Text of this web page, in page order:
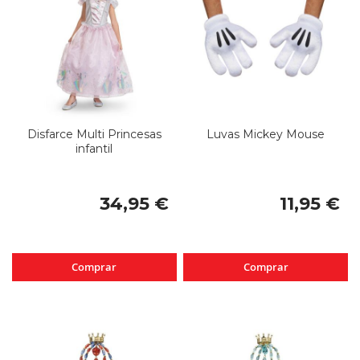
Disfarce Multi Princesas
infantil
34,95 €
Comprar
Luvas Mickey Mouse
11,95 €
Comprar